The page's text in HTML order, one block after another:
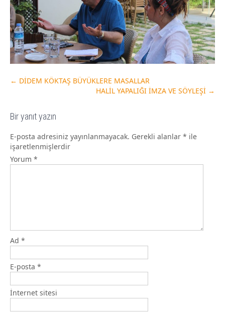
← DİDEM KÖKTAŞ BÜYÜKLERE MASALLAR
HALİL YAPALIĞI İMZA VE SÖYLEŞİ →
Bir yanıt yazın
E-posta adresiniz yayınlanmayacak. Gerekli alanlar * ile
işaretlenmişlerdir
Yorum *
Ad *
E-posta *
İnternet sitesi